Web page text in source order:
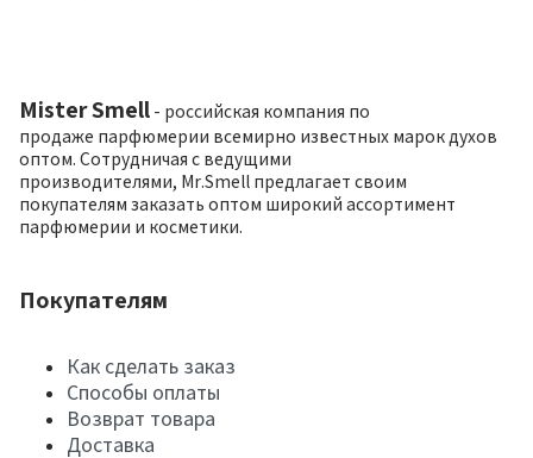
Mister Smell - российская компания по
продаже парфюмерии всемирно известных марок духов
оптом. Сотрудничая с ведущими
производителями, Mr.Smell предлагает своим
покупателям заказать оптом широкий ассортимент
парфюмерии и косметики.
Покупателям
Как сделать заказ
Способы оплаты
Возврат товара
Доставка